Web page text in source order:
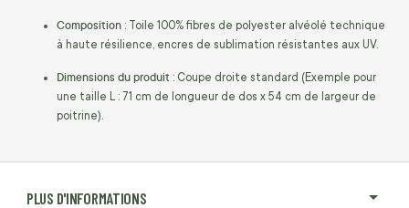
PLUS D'INFORMATIONS
Composition : Toile 100% fibres de polyester alvéolé technique
à haute résilience, encres de sublimation résistantes aux UV.
Dimensions du produit : Coupe droite standard (Exemple pour
une taille L : 71 cm de longueur de dos x 54 cm de largeur de
poitrine).